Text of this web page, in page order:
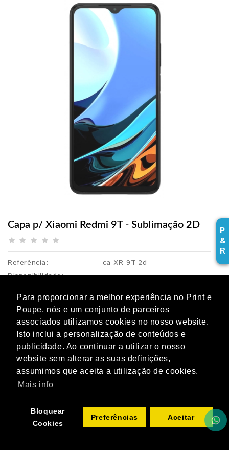
Para proporcionar a melhor experiência no Print e
Poupe, nós e um conjunto de parceiros
associados utilizamos cookies no nosso website.
Isto inclui a personalização de conteúdos e
publicidade. Ao continuar a utilizar o nosso
website sem alterar as suas definições,
assumimos que aceita a utilização de cookies.
Mais info
Bloquear
Cookies
Preferências Aceitar
Capa p/ Xiaomi Redmi 9T - Sublimação 2D
Referência:
ca-XR-9T-2d
Disponibilidade:
s/ IVA:
Qtd ADICIONAR
P
&
R